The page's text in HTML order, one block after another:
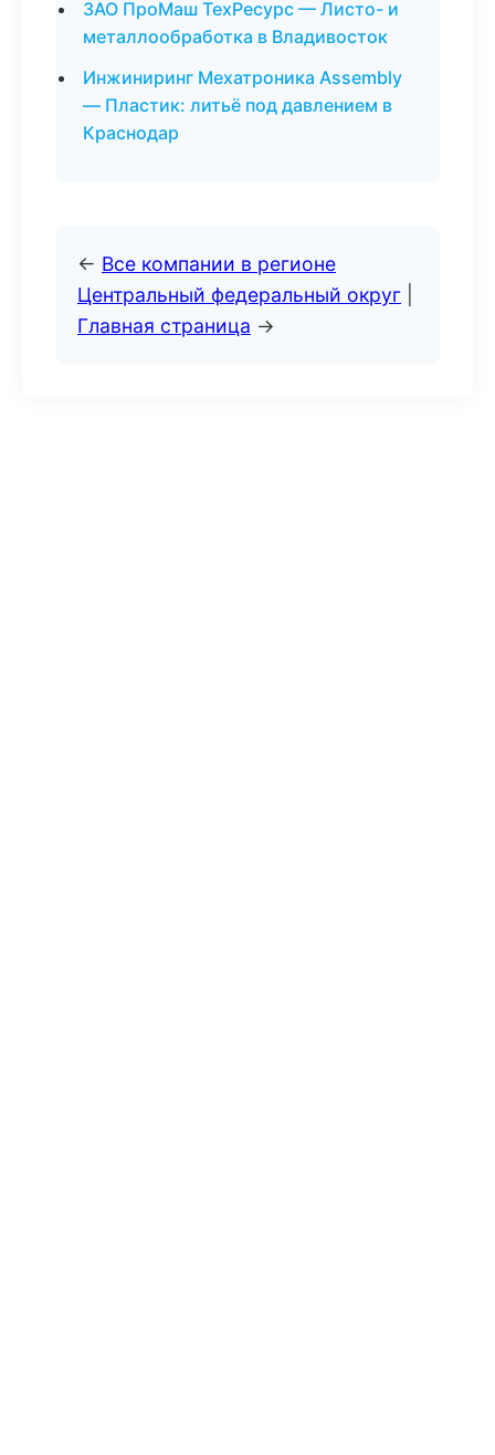
ЗАО ПроМаш ТехРесурс — Листо- и
металлообработка в Владивосток
Инжиниринг Мехатроника Assembly
— Пластик: литьё под давлением в
Краснодар
← Все компании в регионе
Центральный федеральный округ
Главная страница →